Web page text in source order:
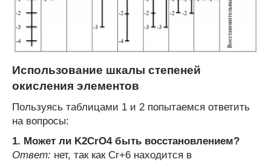
Использование шкалы степеней
окисления элементов
Пользуясь таблицами 1 и 2 попытаемся ответить
на вопросы:
1. Может ли K2CrO4быть восстановлением?
Ответ: нет, так как Cr+6 находится в